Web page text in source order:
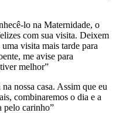
lo na Maternidade, o
com sua visita. Deixem
visita mais tarde para
me avise para
melhor”
nossa casa. Assim que eu
combinaremos o dia e a
pelo carinho”